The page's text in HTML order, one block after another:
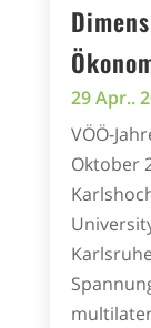
29 Apr..
VÖÖ-
Oktober